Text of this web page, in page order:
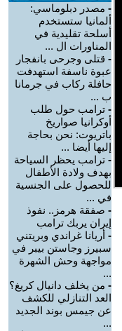
- مصدر دبلوماسي:
ألمانيا ستستخدم
أسلحة تقليدية في
المناورات ال ...
- قتلى وجرحى بانفجار
عبوة ناسفة استهدفت
حافلة ركاب في جرمانا
ب ...
- ترامب حول طلب
أوكرانيا صواريخ
باتريوت: نحن بحاجة
إليها أيضا ...
- ترامب يحظر السياحة
بهدف ولادة الأطفال
للحصول على الجنسية
في ...
- صفقة هرمز.. نفوذ
إيران يربك ترامب
- أريانا غراندي وبريتني
سبيرز وجاستن بيبر في
مواجهة وحش الشهرة
...
- من يخلف دانيال كريغ؟
العد التنازلي للكشف
عن جيمس بوند الجديد
...